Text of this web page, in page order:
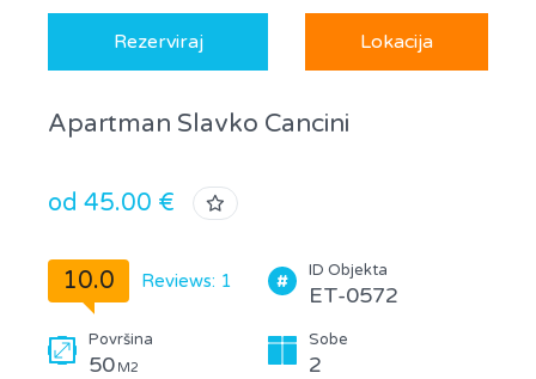
Rezerviraj Lokacija
Apartman Slavko Cancini
od 45.00 €
10.0 Reviews: 1 ID Objekta
ET-0572
Površina
50 M2
Sobe
2